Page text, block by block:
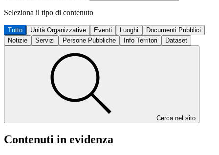
Seleziona il tipo di contenuto
Tutto Unità Organizzative Eventi Luoghi
Documenti Pubblici
Notizie
Servizi Persone Pubbliche Info Territori Dataset
Cerca nel sito
Contenuti in evidenza